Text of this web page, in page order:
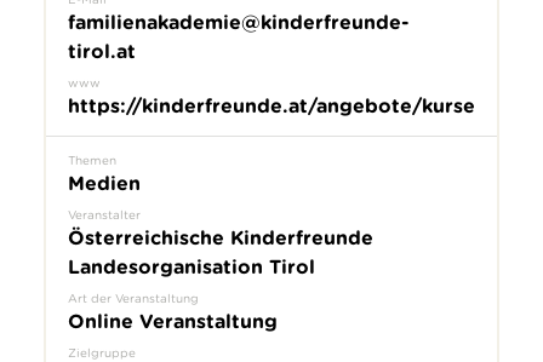
familienakademie@kinderfreunde-
tirol.at
www
https://kinderfreunde.at/angebote/kurse
Themen
Medien
Veranstalter
Österreichische Kinderfreunde
Landesorganisation Tirol
Art der Veranstaltung
Online Veranstaltung
Zielgruppe